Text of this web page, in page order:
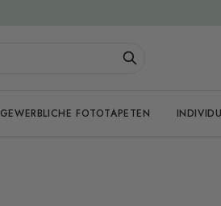
GEWERBLICHE FOTOTAPETEN